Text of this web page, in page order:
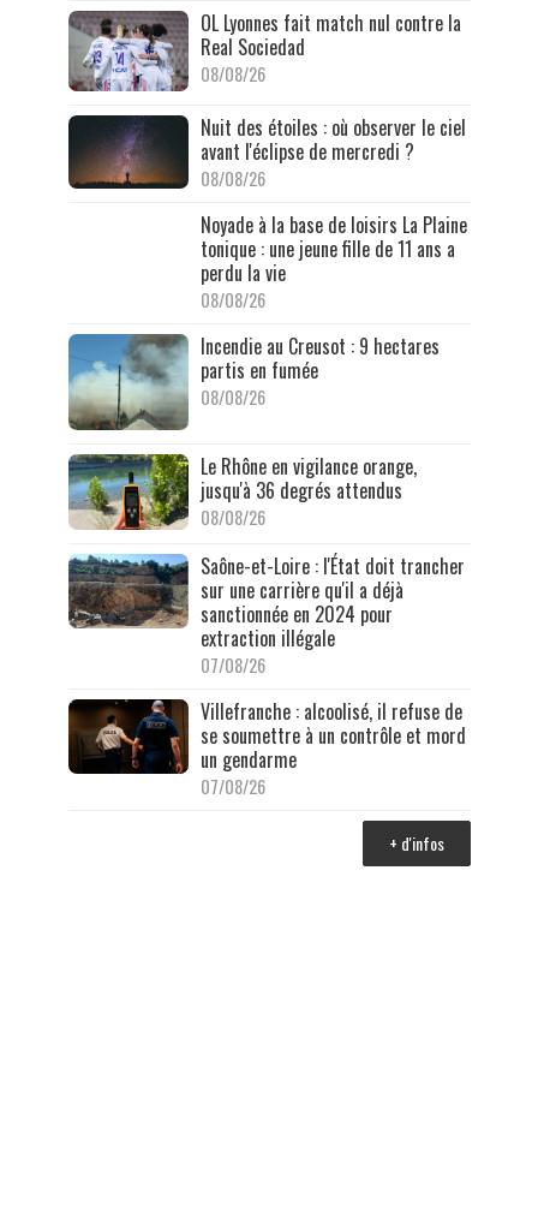
OL Lyonnes fait match nul contre la
Real Sociedad
08/08/26
Nuit des étoiles : où observer le ciel
avant l'éclipse de mercredi ?
08/08/26
Noyade à la base de loisirs La Plaine
tonique : une jeune fille de 11 ans a
perdu la vie
08/08/26
Incendie au Creusot : 9 hectares
partis en fumée
08/08/26
Le Rhône en vigilance orange,
jusqu'à 36 degrés attendus
08/08/26
Saône-et-Loire : l'État doit trancher
sur une carrière qu'il a déjà
sanctionnée en 2024 pour
extraction illégale
07/08/26
Villefranche : alcoolisé, il refuse de
se soumettre à un contrôle et mord
un gendarme
07/08/26
+ d'infos